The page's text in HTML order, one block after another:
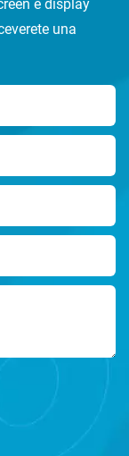
e display
una